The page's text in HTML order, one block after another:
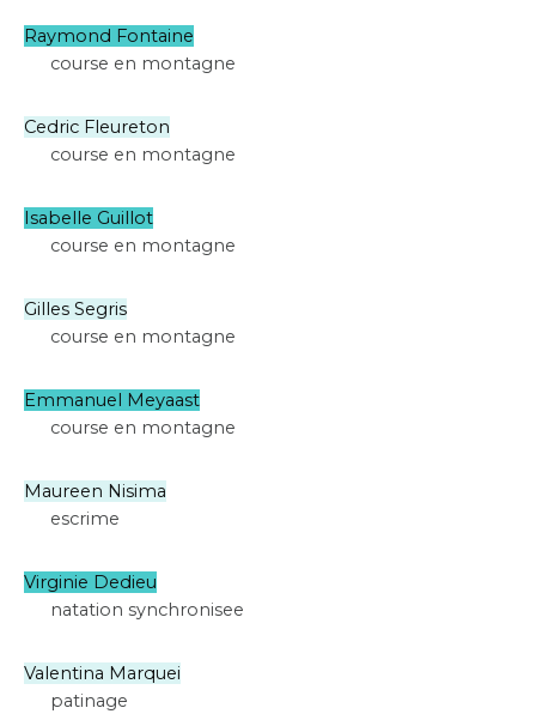
Raymond Fontaine
course en montagne
Cedric Fleureton
course en montagne
Isabelle Guillot
course en montagne
Gilles Segris
course en montagne
Emmanuel Meyaast
course en montagne
Maureen Nisima
escrime
Virginie Dedieu
natation synchronisee
Valentina Marquei
patinage